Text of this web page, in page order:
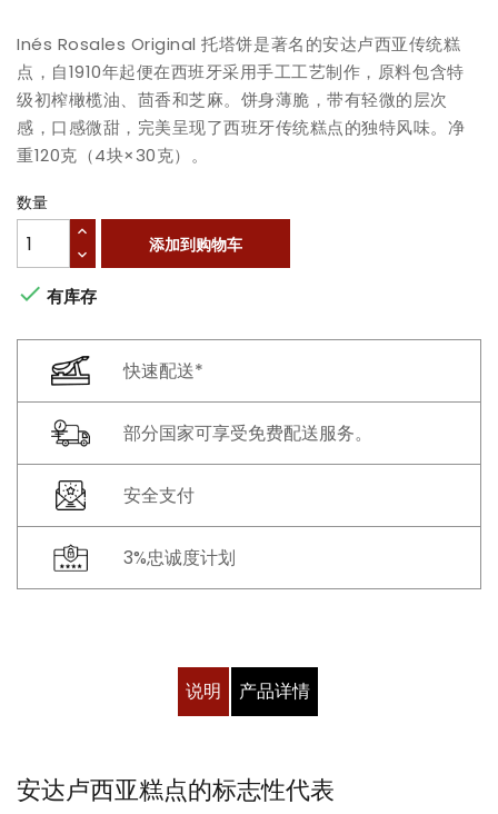
Inés Rosales Original 托塔饼是著名的安达卢西亚传统糕
点，自1910年起便在西班牙采用手工工艺制作，原料包含特
级初榨橄榄油、茴香和芝麻。饼身薄脆，带有轻微的层次
感，口感微甜，完美呈现了西班牙传统糕点的独特风味。净
重120克（4块×30克）。
数量
添加到购物车
 有库存
快速配送*
部分国家可享受免费配送服务。
安全支付
3%忠诚度计划
说明 产品详情
安达卢西亚糕点的标志性代表